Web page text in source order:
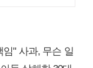
" 사과, 무슨 일